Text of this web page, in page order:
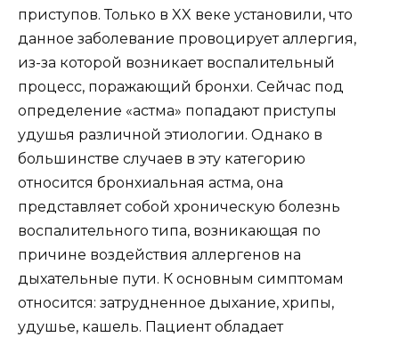
приступов. Только в XX веке установили, что
данное заболевание провоцирует аллергия,
из-за которой возникает воспалительный
процесс, поражающий бронхи. Сейчас под
определение «астма» попадают приступы
удушья различной этиологии. Однако в
большинстве случаев в эту категорию
относится бронхиальная астма, она
представляет собой хроническую болезнь
воспалительного типа, возникающая по
причине воздействия аллергенов на
дыхательные пути. К основным симптомам
относится: затрудненное дыхание, хрипы,
удушье, кашель. Пациент обладает